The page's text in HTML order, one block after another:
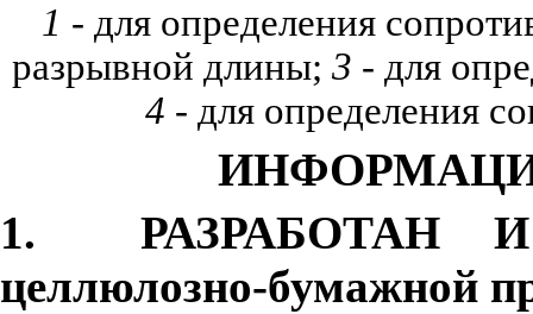
1 - для определения
разрывной длины; 3 - для
4 - для определения
1.
РАЗРАБОТАН
целлюлозно-бумажной